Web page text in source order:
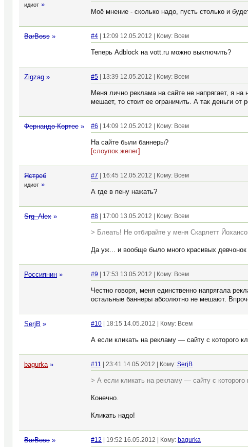
идиот »
Моё мнение - сколько надо, пусть столько и
BarBoss » #4 | 12:09 12.05.2012 | Кому: Всем
Теперь Adblock на vott.ru можно выключить?
Zigzag » #5 | 13:39 12.05.2012 | Кому: Всем
Меня лично реклама на сайте не напрягает, я
мешает, то стоит ее ограничить. А так деньги
Фернандо Кортес » #6 | 14:09 12.05.2012 | Кому: Всем
На сайте были баннеры?
[слоупок.жепег]
Ястреб
идиот »
#7 | 16:45 12.05.2012 | Кому: Всем
А где в пену нажать?
Srg_Alex » #8 | 17:00 13.05.2012 | Кому: Всем
> Блеать! Не отбирайте у меня Скарлетт
Да уж... и вообще было много красивых
Россиянин » #9 | 17:53 13.05.2012 | Кому: Всем
Честно говоря, меня единственно напрягала
остальные баннеры абсолютно не мешают.
SerjB » #10 | 18:15 14.05.2012 | Кому: Всем
А если кликать на рекламу — сайту с которого
bagurka » #11 | 23:41 14.05.2012 | Кому: SerjB
> А если кликать на рекламу — сайту с которого
Конечно.
Кликать надо!
BarBoss » #12 | 19:52 16.05.2012 | Кому: bagurka